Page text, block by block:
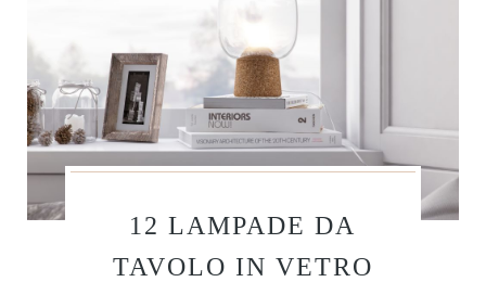
12 LAMPADE DA
TAVOLO IN VETRO